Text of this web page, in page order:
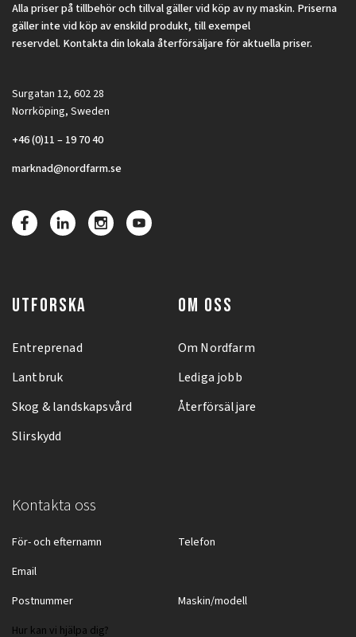
Alla priser på tillbehör och tillval gäller vid köp av ny maskin. Priserna
gäller inte vid köp av enskild produkt, till exempel
reservdel. Kontakta din lokala återförsäljare för aktuella priser.
Surgatan 12, 602 28
Norrköping, Sweden
+46 (0)11 – 19 70 40
marknad@nordfarm.se
UTFORSKA
Entreprenad
Lantbruk
Skog & landskapsvård
Slirskydd
OM OSS
Om Nordfarm
Lediga jobb
Återförsäljare
Kontakta oss